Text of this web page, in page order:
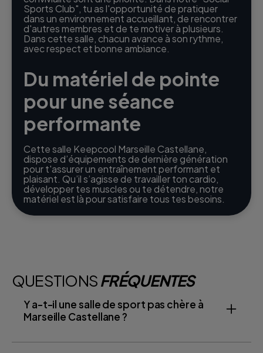
Sports Club", tu as l'opportunité de pratiquer
dans un environnement accueillant, de rencontrer
d'autres membres et de te motiver à plusieurs.
Dans cette salle, chacun avance à son rythme,
avec respect et bonne ambiance.
Du matériel de pointe
pour une séance
performante
Cette salle Keepcool Marseille Castellane,
dispose d’équipements de dernière génération
pour t'assurer un entraînement performant et
plaisant. Qu’il s’agisse de travailler ton cardio,
développer tes muscles ou te détendre, notre
matériel est là pour satisfaire tous tes besoins.
QUESTIONSFRÉQUENTES
Y a-t-il une salle de sport pas chère à
Marseille Castellane ?